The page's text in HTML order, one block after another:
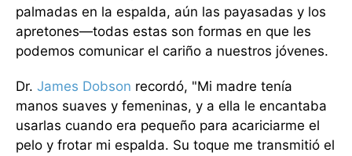
palmadas en la espalda, aún las payasadas y los
apretones—todas estas son formas en que les
podemos comunicar el cariño a nuestros jóvenes.
Dr. James Dobson recordó, "Mi madre tenía
manos suaves y femeninas, y a ella le encantaba
usarlas cuando era pequeño para acariciarme el
pelo y frotar mi espalda. Su toque me transmitió el